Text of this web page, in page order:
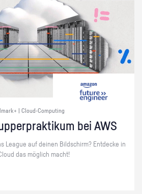
| Cloud-Computing
bei AWS
Le­ague auf dei­nen Bild­schirm? Ent­de­cke in
das mög­lich macht!